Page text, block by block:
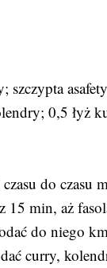
szczypta
0,5 łyż
do czasu
15 min, aż
do niego
curry,